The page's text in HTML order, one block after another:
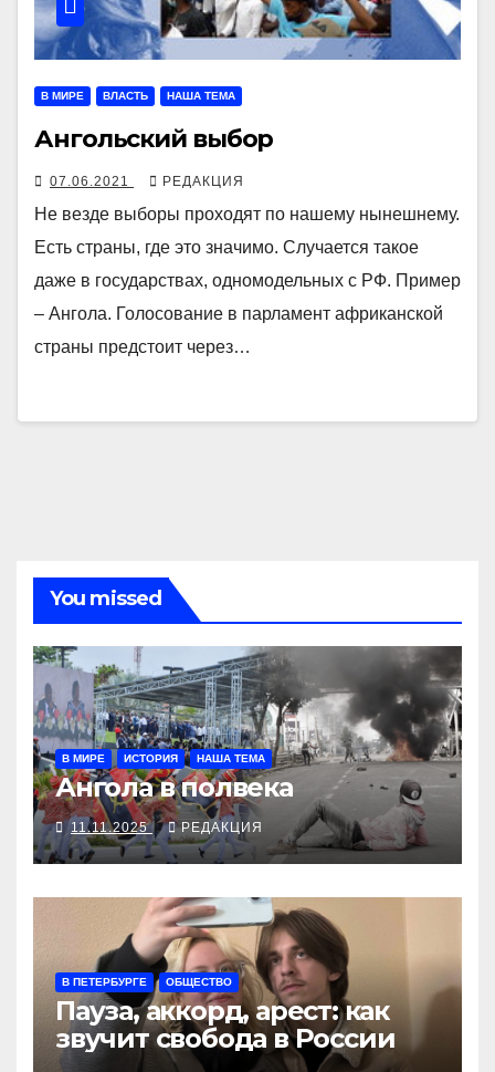
В МИРЕ ВЛАСТЬ НАША ТЕМА
Ангольский выбор
07.06.2021 РЕДАКЦИЯ
Не везде выборы проходят по нашему нынешнему.
Есть страны, где это значимо. Случается такое
даже в государствах, одномодельных с РФ. Пример
– Ангола. Голосование в парламент африканской
страны предстоит через…
You missed
В МИРЕ ИСТОРИЯ НАША ТЕМА
Ангола в полвека
11.11.2025 РЕДАКЦИЯ
В ПЕТЕРБУРГЕ ОБЩЕСТВО
Пауза, аккорд, арест: как
звучит свобода в России